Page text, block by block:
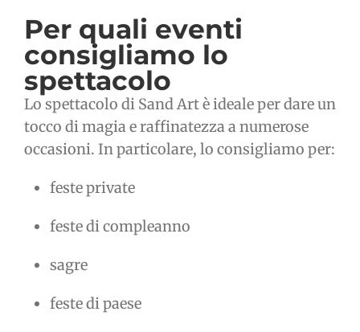
Per quali eventi
consigliamo lo
spettacolo
Lo spettacolo di Sand Art è ideale per dare un
tocco di magia e raffinatezza a numerose
occasioni. In particolare, lo consigliamo per:
feste private
feste di compleanno
sagre
feste di paese